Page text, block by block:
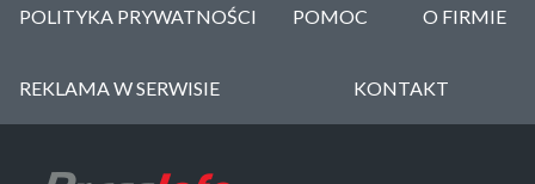
POLITYKA PRYWATNOŚCI POMOC O FIRMIE
REKLAMA W SERWISIE KONTAKT